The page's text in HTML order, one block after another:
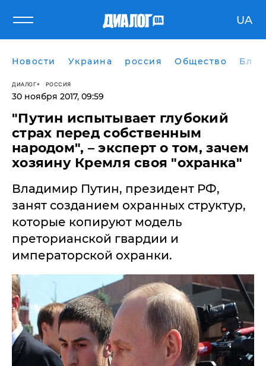
UA
Новости Украина россия Общество
ДИАЛОГ РОССИЯ
30 ноября 2017, 09:59
"Путин испытывает глубокий
страх перед собственным
народом", – эксперт о том, зачем
хозяину Кремля своя "охранка"
Владимир Путин, президент РФ,
занят созданием охранных структур,
которые копируют модель
преторианской гвардии и
императорской охранки.